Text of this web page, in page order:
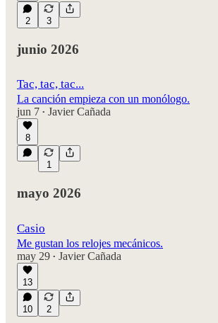
2 3
junio 2026
Tac, tac, tac...
La canción empieza con un monólogo.
jun 7 • Javier Cañada
8
1
mayo 2026
Casio
Me gustan los relojes mecánicos.
may 29 • Javier Cañada
13
10 2